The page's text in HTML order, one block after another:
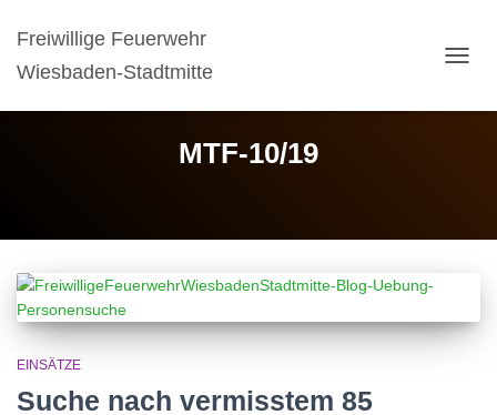
Freiwillige Feuerwehr
Wiesbaden-Stadtmitte
MTF-10/19
EINSÄTZE
Suche nach vermisstem 85